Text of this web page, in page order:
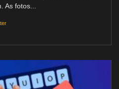
As fotos...